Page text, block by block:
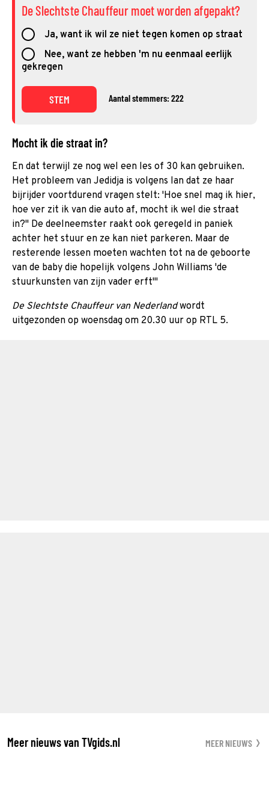
De Slechtste Chauffeur moet worden afgepakt?
Ja, want ik wil ze niet tegen komen op straat
Nee, want ze hebben 'm nu eenmaal eerlijk
gekregen
STEM Aantal stemmers: 222
Mocht ik die straat in?
En dat terwijl ze nog wel een les of 30 kan gebruiken.
Het probleem van Jedidja is volgens Ian dat ze haar
bijrijder voortdurend vragen stelt: 'Hoe snel mag ik hier,
hoe ver zit ik van die auto af, mocht ik wel die straat
in?" De deelneemster raakt ook geregeld in paniek
achter het stuur en ze kan niet parkeren. Maar de
resterende lessen moeten wachten tot na de geboorte
van de baby die hopelijk volgens John Williams 'de
stuurkunsten van zijn vader erft'"
De Slechtste Chauffeur van Nederlandwordt
uitgezonden op woensdag om 20.30 uur op RTL 5.
Meer nieuws van TVgids.nl MEER NIEUWS